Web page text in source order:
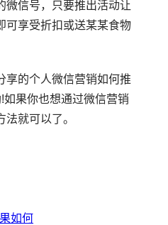
微信号，只要推出活动让
可享受折扣或送某某食物
的个人微信营销如何推
果你也想通过微信营销
就可以了。
如何